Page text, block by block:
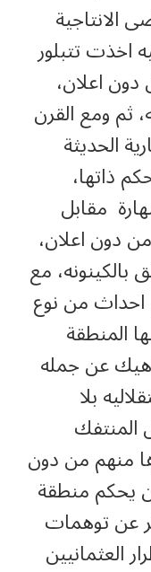
الانتاجية
اخذت تتبلور
اعلان،
ثم ومع القرن
الحديثة
ذاتها،
مقابل
دون اعلان،
مع
احداث من نوع
تحررت فيها المنطقة
عن جمله
بلا
المنتفك
منهم من دون
يحكم منطقة
عن توهمات
1831 واضطرار العثمانيين